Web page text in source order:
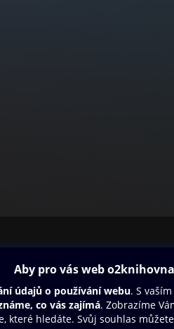
Oneplay Originály
Sport